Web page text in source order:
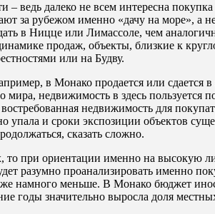
ведь далеко не всем интересна
за рубежом именно «дачу на море», а
в Ницце или Лимассоле, чем
продаж, объекты, близкие к
или на Будву.
в Монако продается или сдается
мира, недвижимость в здесь
недвижимость для
упала и сроки экспозиции объектов
сказать сложно.
то при ориентации именно на высокую
разумно проанализировать именно
намного меньше. В Монако бюджет
годы значительно выросла доля